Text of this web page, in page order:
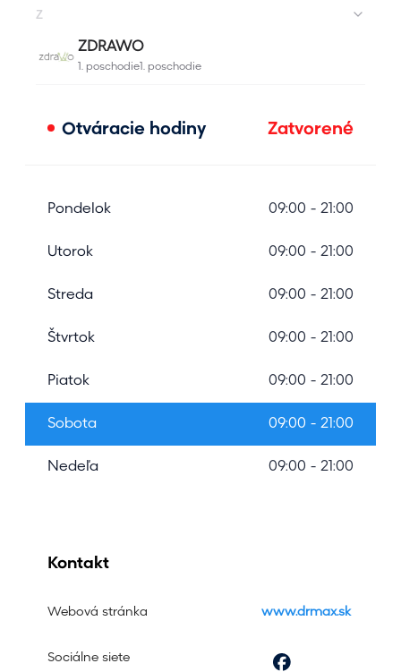
Otváracie hodiny Zatvorené
Pondelok 09:00 - 21:00
Utorok 09:00 - 21:00
Streda 09:00 - 21:00
Štvrtok 09:00 - 21:00
Piatok 09:00 - 21:00
Sobota 09:00 - 21:00
Nedeľa 09:00 - 21:00
Kontakt
Webová stránka
Sociálne siete
www.drmax.sk